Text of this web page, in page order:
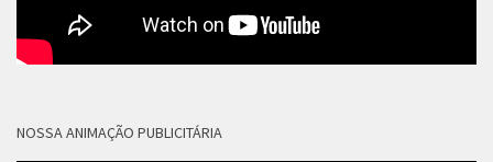
NOSSA ANIMAÇÃO PUBLICITÁRIA